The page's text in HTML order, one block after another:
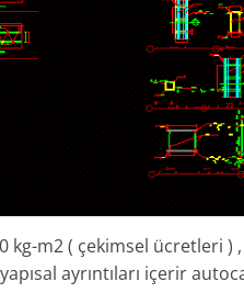
kg-m2 ( çekimsel ücretleri )
ayrıntıları içerir